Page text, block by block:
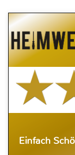
Einfach